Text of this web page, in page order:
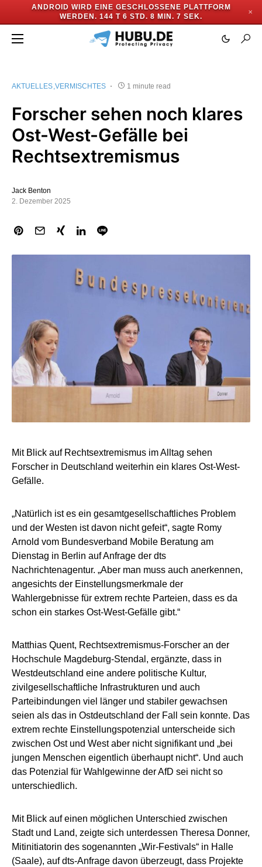
ANDROID WIRD EINE GESCHLOSSENE PLATTFORM
WERDEN. 144 T 6 STD. 8 MIN. 6 SEK.
✕
AKTUELLES VERMISCHTES 1 minute read
Forscher sehen noch klares
Ost-West-Gefälle bei
Rechtsextremismus
Jack Benton
2. Dezember 2025
Mit Blick auf Rechtsextremismus im Alltag sehen
Forscher in Deutschland weiterhin ein klares Ost-West-
Gefälle.
„Natürlich ist es ein gesamtgesellschaftliches Problem
und der Westen ist davon nicht gefeit“, sagte Romy
Arnold vom Bundesverband Mobile Beratung am
Dienstag in Berlin auf Anfrage der dts
Nachrichtenagentur. „Aber man muss auch anerkennen,
angesichts der Einstellungsmerkmale der
Wahlergebnisse für extrem rechte Parteien, dass es da
schon ein starkes Ost-West-Gefälle gibt.“
Matthias Quent, Rechtsextremismus-Forscher an der
Hochschule Magdeburg-Stendal, ergänzte, dass in
Westdeutschland eine andere politische Kultur,
zivilgesellschaftliche Infrastrukturen und auch
Parteibindungen viel länger und stabiler gewachsen
seien als das in Ostdeutschland der Fall sein konnte. Das
extrem rechte Einstellungspotenzial unterscheide sich
zwischen Ost und West aber nicht signifikant und „bei
jungen Menschen eigentlich überhaupt nicht“. Und auch
das Potenzial für Wahlgewinne der AfD sei nicht so
unterschiedlich.
Mit Blick auf einen möglichen Unterschied zwischen
Stadt und Land, zeigte sich unterdessen Theresa Donner,
Mitinitiatorin des sogenannten „Wir-Festivals“ in Halle
(Saale), auf dts-Anfrage davon überzeugt, dass Projekte